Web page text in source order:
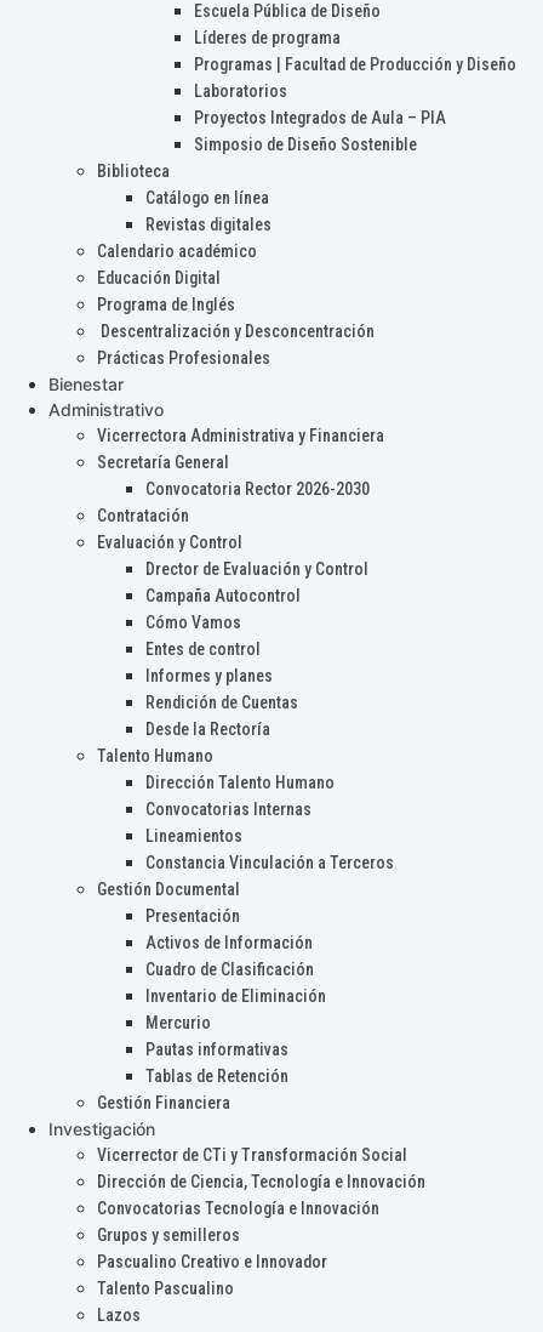
Escuela Pública de Diseño
Líderes de programa
Programas | Facultad de Producción y Diseño
Laboratorios
Proyectos Integrados de Aula – PIA
Simposio de Diseño Sostenible
Biblioteca
Catálogo en línea
Revistas digitales
Calendario académico
Educación Digital
Programa de Inglés
Descentralización y Desconcentración
Prácticas Profesionales
Bienestar
Administrativo
Vicerrectora Administrativa y Financiera
Secretaría General
Convocatoria Rector 2026-2030
Contratación
Evaluación y Control
Drector de Evaluación y Control
Campaña Autocontrol
Cómo Vamos
Entes de control
Informes y planes
Rendición de Cuentas
Desde la Rectoría
Talento Humano
Dirección Talento Humano
Convocatorias Internas
Lineamientos
Constancia Vinculación a Terceros
Gestión Documental
Presentación
Activos de Información
Cuadro de Clasificación
Inventario de Eliminación
Mercurio
Pautas informativas
Tablas de Retención
Gestión Financiera
Investigación
Vicerrector de CTi y Transformación Social
Dirección de Ciencia, Tecnología e Innovación
Convocatorias Tecnología e Innovación
Grupos y semilleros
Pascualino Creativo e Innovador
Talento Pascualino
Lazos